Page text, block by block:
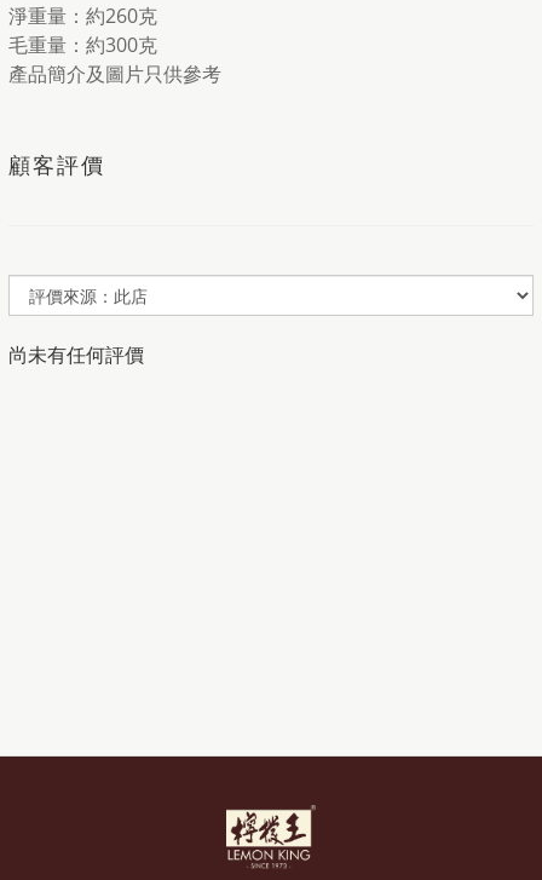
淨重量：約260克
毛重量：約300克
產品簡介及圖片只供參考
顧客評價
尚未有任何評價